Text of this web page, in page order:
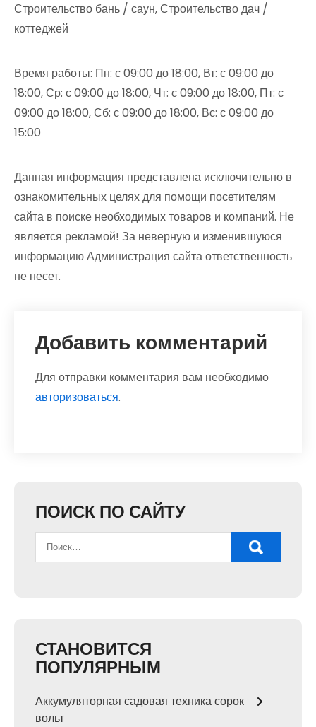
Строительство бань / саун, Строительство дач /
коттеджей
Время работы: Пн: с 09:00 до 18:00, Вт: с 09:00 до
18:00, Ср: с 09:00 до 18:00, Чт: с 09:00 до 18:00, Пт: с
09:00 до 18:00, Сб: с 09:00 до 18:00, Вс: с 09:00 до
15:00
Данная информация представлена исключительно в
ознакомительных целях для помощи посетителям
сайта в поиске необходимых товаров и компаний. Не
является рекламой! За неверную и изменившуюся
информацию Администрация сайта ответственность
не несет.
Добавить комментарий
Для отправки комментария вам необходимо
авторизоваться.
ПОИСК ПО САЙТУ
СТАНОВИТСЯ
ПОПУЛЯРНЫМ
Аккумуляторная садовая техника сорок
вольт